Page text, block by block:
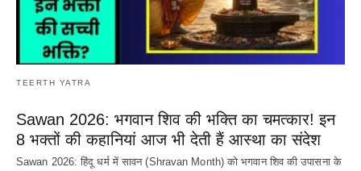
TEERTH YATRA
Sawan 2026: भगवान शिव की भक्ति का चमत्कार! इन
8 भक्तों की कहानियां आज भी देती हैं आस्था का संदेश
Sawan 2026: हिंदू धर्म में सावन (Shravan Month) को भगवान शिव की उपासना के